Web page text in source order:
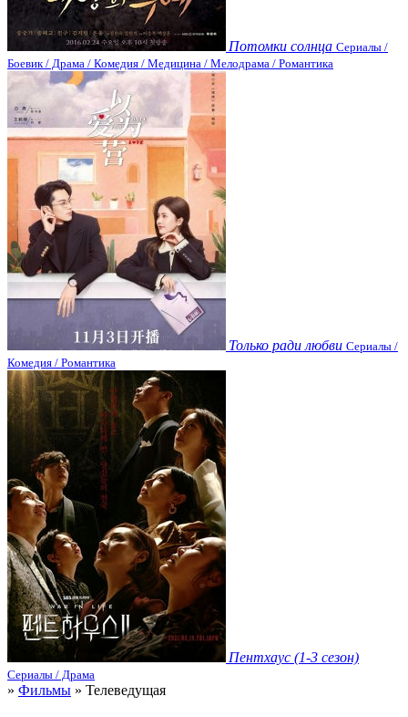
Потомки солнца Сериалы /
Боевик / Драма / Комедия / Медицина / Мелодрама / Романтика
Только ради любви Сериалы /
Комедия / Романтика
Пентхаус (1-3 сезон)
Сериалы / Драма
» Фильмы » Телеведущая